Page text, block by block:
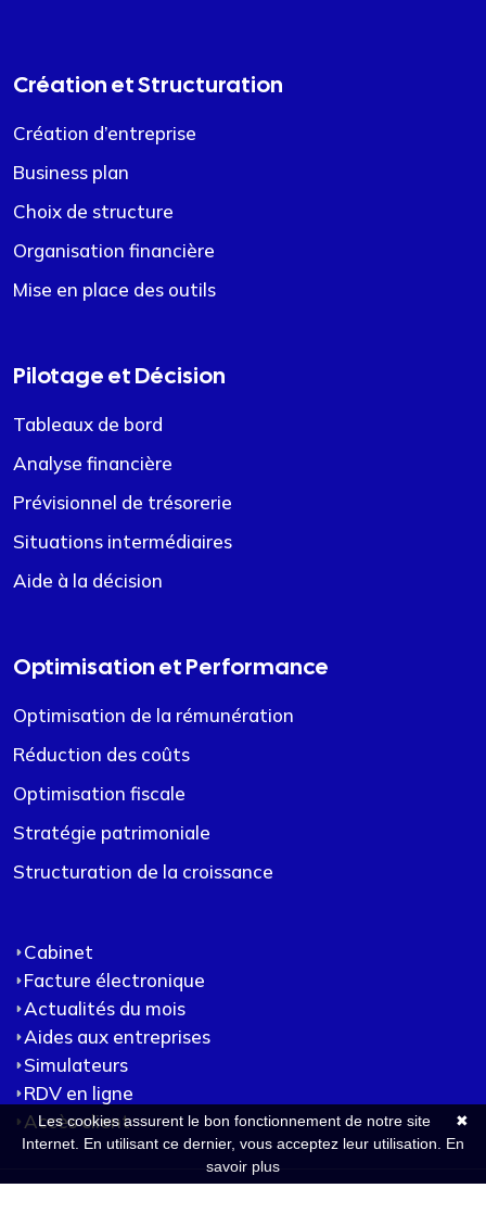
Création et Structuration
Création d’entreprise
Business plan
Choix de structure
Organisation financière
Mise en place des outils
Pilotage et Décision
Tableaux de bord
Analyse financière
Prévisionnel de trésorerie
Situations intermédiaires
Aide à la décision
Optimisation et Performance
Optimisation de la rémunération
Réduction des coûts
Optimisation fiscale
Stratégie patrimoniale
Structuration de la croissance
Cabinet
Facture électronique
Actualités du mois
Aides aux entreprises
Simulateurs
RDV en ligne
Accès client
✖
Les cookies assurent le bon fonctionnement de notre site
Internet. En utilisant ce dernier, vous acceptez leur utilisation. En
savoir plus